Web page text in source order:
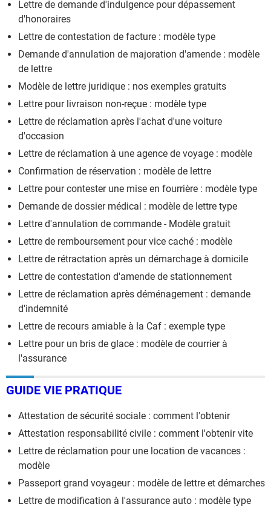
Lettre de demande d'indulgence pour dépassement
d'honoraires
Lettre de contestation de facture : modèle type
Demande d'annulation de majoration d'amende : modèle
de lettre
Modèle de lettre juridique : nos exemples gratuits
Lettre pour livraison non-reçue : modèle type
Lettre de réclamation après l'achat d'une voiture
d'occasion
Lettre de réclamation à une agence de voyage : modèle
Confirmation de réservation : modèle de lettre
Lettre pour contester une mise en fourrière : modèle type
Demande de dossier médical : modèle de lettre type
Lettre d'annulation de commande - Modèle gratuit
Lettre de remboursement pour vice caché : modèle
Lettre de rétractation après un démarchage à domicile
Lettre de contestation d'amende de stationnement
Lettre de réclamation après déménagement : demande
d'indemnité
Lettre de recours amiable à la Caf : exemple type
Lettre pour un bris de glace : modèle de courrier à
l'assurance
GUIDE VIE PRATIQUE
Attestation de sécurité sociale : comment l'obtenir
Attestation responsabilité civile : comment l'obtenir vite
Lettre de réclamation pour une location de vacances :
modèle
Passeport grand voyageur : modèle de lettre et démarches
Lettre de modification à l'assurance auto : modèle type